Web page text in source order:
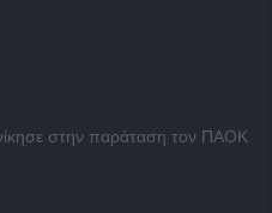
στην παράταση τον ΠΑΟΚ